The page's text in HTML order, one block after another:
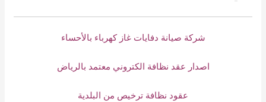
شركة صيانة دفايات غاز كهرباء بالأحساء
اصدار عقد نظافة الكتروني معتمد بالرياض
عقود نظافة ترخيص من البلدية